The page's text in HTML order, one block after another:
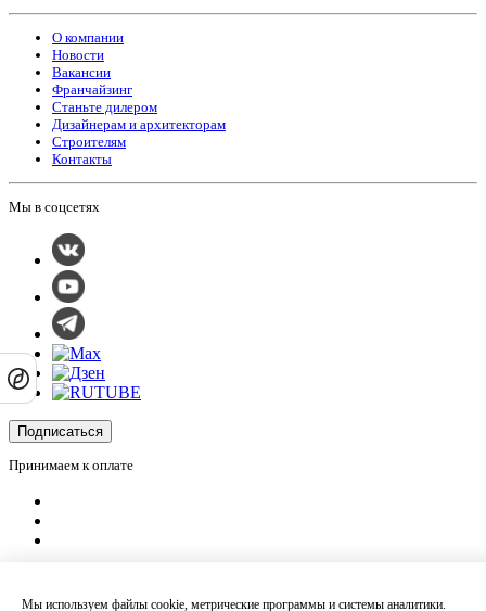
О компании
Новости
Вакансии
Франчайзинг
Станьте дилером
Дизайнерам и архитекторам
Строителям
Контакты
Мы в соцсетях
Подписаться
Принимаем к оплате
Оставляя на сайте свои контактные данные, Вы даете согласие на обработку
Мы используем файлы cookie, метрические программы и системы аналитики.